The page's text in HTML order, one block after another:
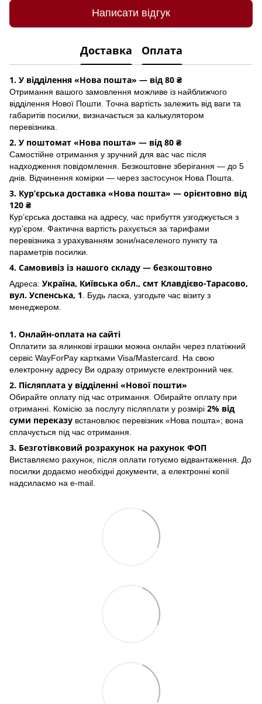
Написати відгук
Доставка Оплата
1. У відділення «Нова пошта» — від 80 ₴
Отримання вашого замовлення можливе із найближчого
відділення Нової Пошти. Точна вартість залежить від ваги та
габаритів посилки, визначається за калькулятором
перевізника.
2. У поштомат «Нова пошта» — від 80 ₴
Самостійне отримання у зручний для вас час після
надходження повідомлення. Безкоштовне зберігання — до 5
днів. Відчинення комірки — через застосунок Hoва Пошта.
3. Кур’єрська доставка «Нова пошта» — орієнтовно від
120 ₴
Кур’єрська доставка на адресу, час прибуття узгоджується з
кур’єром. Фактична вартість рахується за тарифами
перевізника з урахуванням зони/населеного пункту та
параметрів посилки.
4. Самовивіз із нашого складу — безкоштовно
Адреса: Україна, Київська обл., смт Клавдієво-Тарасово,
вул. Успенська, 1
. Будь ласка, узгодьте час візиту з
менеджером.
1. Онлайн-оплата на сайті
Оплатити за ялинкові іграшки можна онлайн через платіжний
сервіс WayForPay картками Visa/Mastercard. На свою
електронну адресу Ви одразу отримуєте електронний чек.
2. Післяплата у відділенні «Нової пошти»
Обирайте оплату під час отримання. Обирайте оплату при
отриманні. Комісію за послугу післяплати у розмірі 2% від
суми переказу встановлює перевізник «Нова пошта»; вона
сплачується під час отримання.
3. Безготівковий розрахунок на рахунок ФОП
Виставляємо рахунок, після оплати готуємо відвантаження. До
посилки додаємо необхідні документи, а електронні копії
надсилаємо на e-mail.